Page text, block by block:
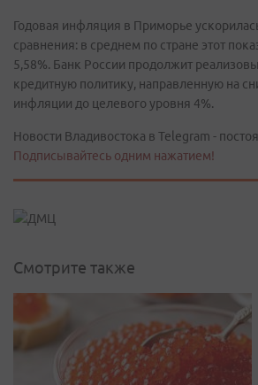
Годовая инфляция в Приморье
сравнения: в среднем по стране этот
5,58%. Банк России продолжит
кредитную политику, направленную на
инфляции до целевого уровня 4%.
Новости Владивостока в Telegram -
Подписывайтесь одним нажатием!
Смотрите также